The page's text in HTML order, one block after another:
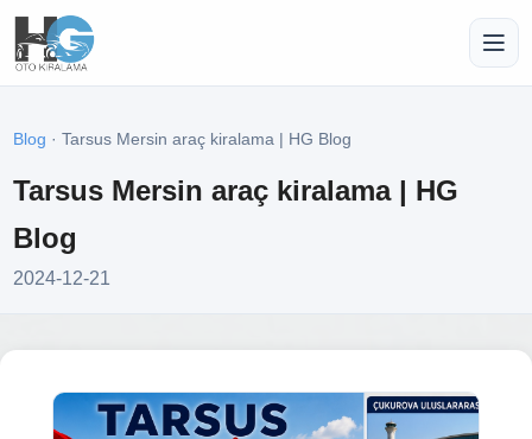
Blog · Tarsus Mersin araç kiralama | HG Blog
Tarsus Mersin araç kiralama | HG
Blog
2024-12-21